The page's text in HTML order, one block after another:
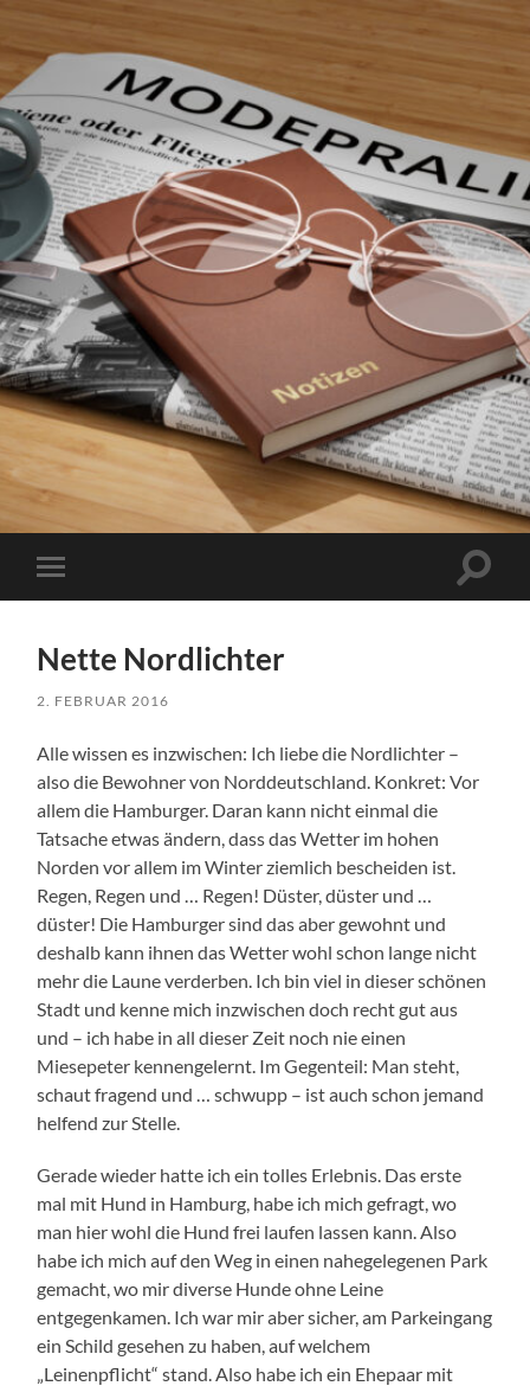
Mobile-
Menü
Nette Nordlichter
2. FEBRUAR 2016
Alle wissen es inzwischen: Ich liebe die Nordlichter –
also die Bewohner von Norddeutschland. Konkret: Vor
allem die Hamburger. Daran kann nicht einmal die
Tatsache etwas ändern, dass das Wetter im hohen
Norden vor allem im Winter ziemlich bescheiden ist.
Regen, Regen und … Regen! Düster, düster und …
düster! Die Hamburger sind das aber gewohnt und
deshalb kann ihnen das Wetter wohl schon lange nicht
mehr die Laune verderben. Ich bin viel in dieser schönen
Stadt und kenne mich inzwischen doch recht gut aus
und – ich habe in all dieser Zeit noch nie einen
Miesepeter kennengelernt. Im Gegenteil: Man steht,
schaut fragend und … schwupp – ist auch schon jemand
helfend zur Stelle.
Gerade wieder hatte ich ein tolles Erlebnis. Das erste
mal mit Hund in Hamburg, habe ich mich gefragt, wo
man hier wohl die Hund frei laufen lassen kann. Also
habe ich mich auf den Weg in einen nahegelegenen Park
gemacht, wo mir diverse Hunde ohne Leine
entgegenkamen. Ich war mir aber sicher, am Parkeingang
ein Schild gesehen zu haben, auf welchem
„Leinenpflicht“ stand. Also habe ich ein Ehepaar mit